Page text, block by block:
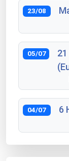
23/08
05/07
04/07 6